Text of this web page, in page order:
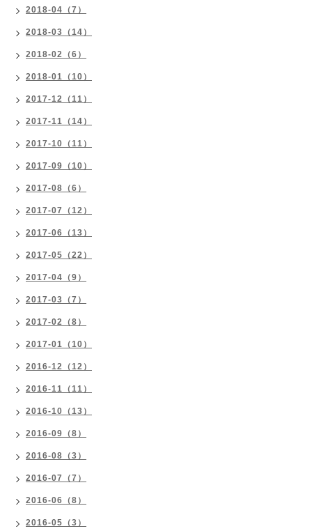
2018-04（7）
2018-03（14）
2018-02（6）
2018-01（10）
2017-12（11）
2017-11（14）
2017-10（11）
2017-09（10）
2017-08（6）
2017-07（12）
2017-06（13）
2017-05（22）
2017-04（9）
2017-03（7）
2017-02（8）
2017-01（10）
2016-12（12）
2016-11（11）
2016-10（13）
2016-09（8）
2016-08（3）
2016-07（7）
2016-06（8）
2016-05（3）